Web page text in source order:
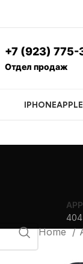
+7 (923) 775-
Отдел продаж
IPHONE
Home